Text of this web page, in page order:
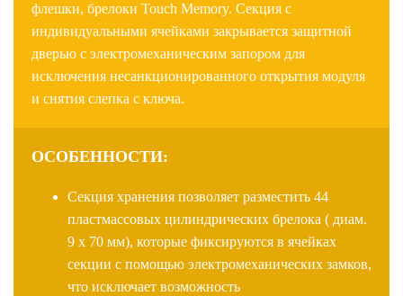
флешки, брелоки Touch Memory. Секция с
индивидуальными ячейками закрывается защитной
дверью с электромеханическим запором для
исключения несанкционированного открытия модуля
и снятия слепка с ключа.
ОСОБЕННОСТИ:
Секция хранения позволяет разместить 44
пластмассовых цилиндрических брелока ( диам.
9 х 70 мм), которые фиксируются в ячейках
секции с помощью электромеханических замков,
что исключает возможность